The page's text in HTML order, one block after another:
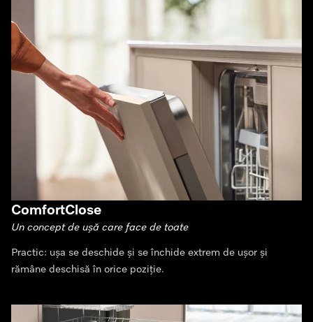
ComfortClose
Un concept de ușă care face de toate
Practic: ușa se deschide și se închide extrem de ușor și
rămâne deschisă în orice poziție.